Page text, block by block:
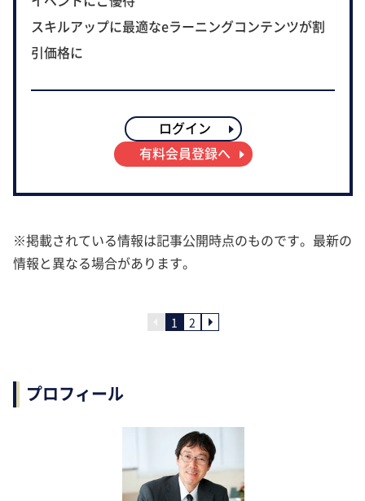
スキルアップに最適なeラーニングコンテンツが割
引価格に
ログイン
有料会員登録へ
※掲載されている情報は記事公開時点のものです。最新の
情報と異なる場合があります。
1 2
プロフィール